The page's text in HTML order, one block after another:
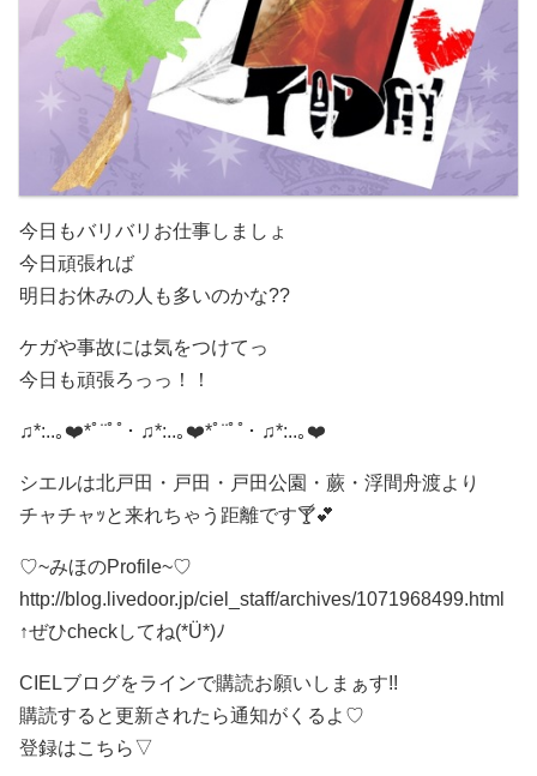
今日もバリバリお仕事しましょ
今日頑張れば
明日お休みの人も多いのかな??
ケガや事故には気をつけてっ
今日も頑張ろっっ！！
♫*:..｡❤️*ﾟ¨ﾟﾟ･ ♫*:..｡❤️*ﾟ¨ﾟﾟ･ ♫*:..｡❤️
シエルは北戸田・戸田・戸田公園・蕨・浮間舟渡より
チャチャｯと来れちゃう距離です🍸💕
♡ ~みほのProfile~♡
http://blog.livedoor.jp/ciel_staff/archives/1071968499.html
↑ぜひcheckしてね(*Ü*)ﾉ
CIELブログをラインで購読お願いしまぁす!!
購読すると更新されたら通知がくるよ♡
登録はこちら▽